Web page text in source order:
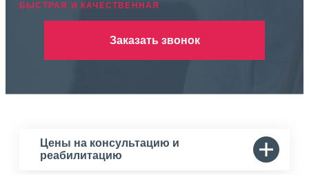
БЫСТРАЯ И КАЧЕСТВЕННАЯ
Заказать звонок
Цены на консультацию и
реабилитацию